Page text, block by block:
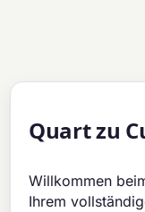
Quart zu
Willkommen
Ihrem